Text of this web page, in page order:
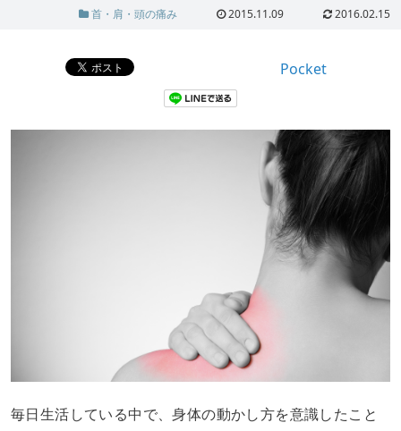
首・肩・頭の痛み 2015.11.09 2016.02.15
Pocket
毎日生活している中で、身体の動かし方を意識したこと